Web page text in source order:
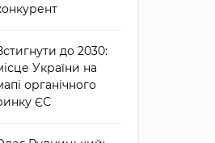
до 2030:
України на
органічного
ЄС